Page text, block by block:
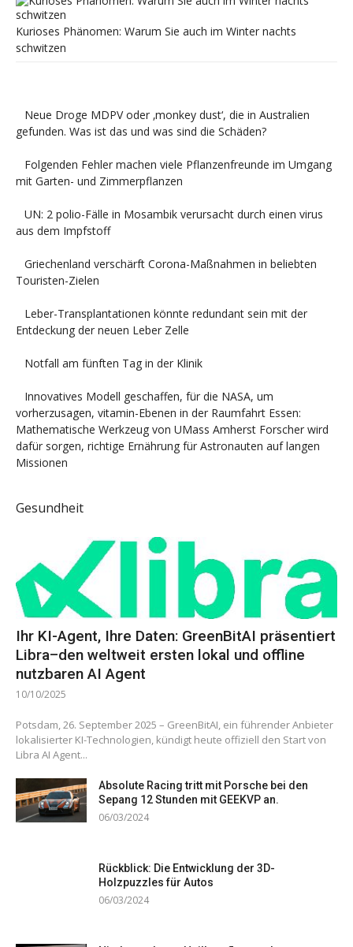
Kurioses Phänomen: Warum Sie auch im Winter nachts
schwitzen
Neue Droge MDPV oder ‚monkey dust‘, die in Australien
gefunden. Was ist das und was sind die Schäden?
Folgenden Fehler machen viele Pflanzenfreunde im Umgang
mit Garten- und Zimmerpflanzen
UN: 2 polio-Fälle in Mosambik verursacht durch einen virus
aus dem Impfstoff
Griechenland verschärft Corona-Maßnahmen in beliebten
Touristen-Zielen
Leber-Transplantationen könnte redundant sein mit der
Entdeckung der neuen Leber Zelle
Notfall am fünften Tag in der Klinik
Innovatives Modell geschaffen, für die NASA, um
vorherzusagen, vitamin-Ebenen in der Raumfahrt Essen:
Mathematische Werkzeug von UMass Amherst Forscher wird
dafür sorgen, richtige Ernährung für Astronauten auf langen
Missionen
Gesundheit
Ihr KI-Agent, Ihre Daten: GreenBitAI präsentiert
Libra–den weltweit ersten lokal und offline
nutzbaren AI Agent
10/10/2025
Potsdam, 26. September 2025 – GreenBitAI, ein führender Anbieter
lokalisierter KI-Technologien, kündigt heute offiziell den Start von
Libra AI Agent...
Absolute Racing tritt mit Porsche bei den
Sepang 12 Stunden mit GEEKVP an.
06/03/2024
Rückblick: Die Entwicklung der 3D-
Holzpuzzles für Autos
06/03/2024